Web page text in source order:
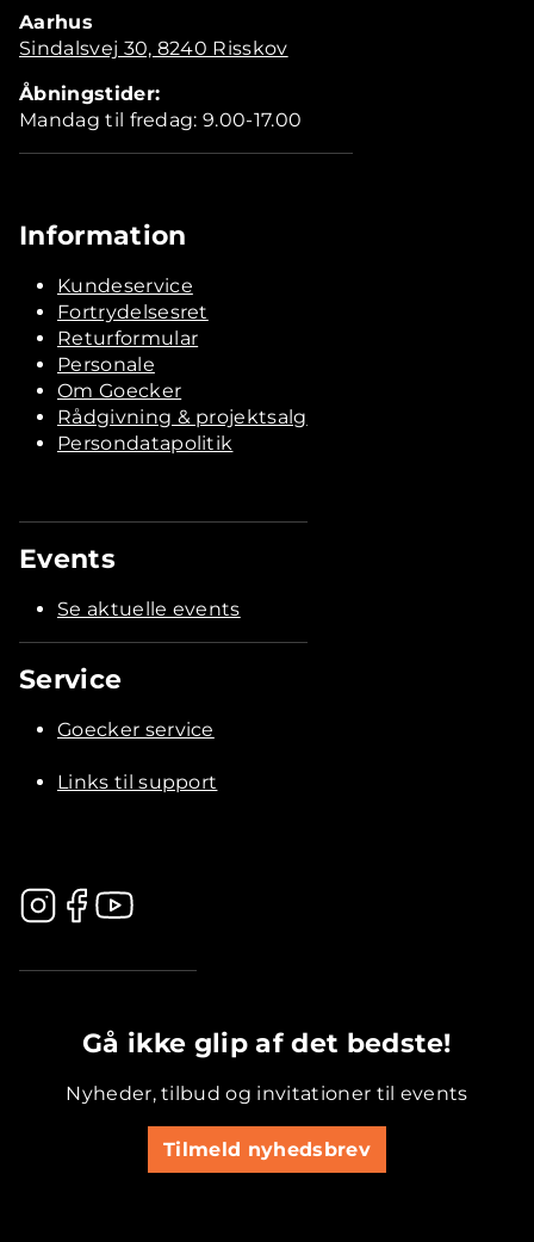
Aarhus
Sindalsvej 30, 8240 Risskov
Åbningstider:
Mandag til fredag: 9.00-17.00
Information
Kundeservice
Fortrydelsesret
Returformular
Personale
Om Goecker
Rådgivning & projektsalg
Persondatapolitik
Events
Se aktuelle events
Service
Goecker service
Links til support
Gå ikke glip af det bedste!
Nyheder, tilbud og invitationer til events
Tilmeld nyhedsbrev